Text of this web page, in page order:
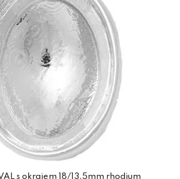
s okrajem 18/13,5mm rhodium